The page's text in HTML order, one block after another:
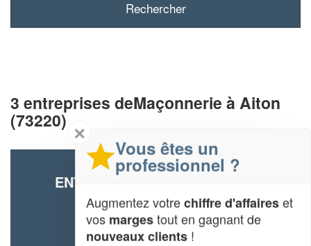
3 entreprises deMaçonnerie à Aiton
(73220)
ENTREPRISE LEBAS MATHIEU
Montgrepont
73220 Aiton
✕
Vous êtes un
professionnel ?
Augmentez votrechiffre d'affaireset
vos margestout en gagnant de
nouveaux clients !